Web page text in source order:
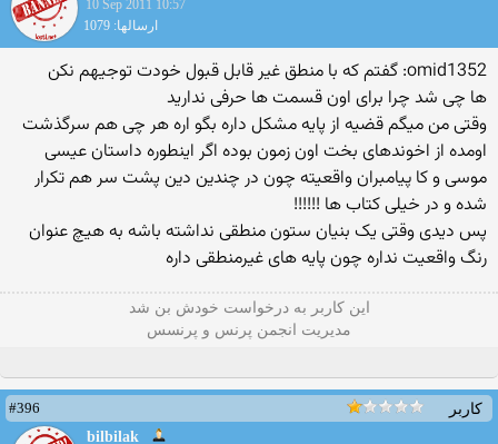
10 Sep 2011 10:57
ارسالها: 1079
omid1352: گفتم كه با منطق غیر قابل قبول خودت توجیهم نكن
ها چی شد چرا برای اون قسمت ها حرفی ندارید
وقتی من میگم قضیه از پایه مشکل داره بگو اره هر چی هم سرگذشت
اومده از اخوندهای بخت اون زمون بوده اگر اینطوره داستان عیسی
موسی و کا پیامبران واقعیته چون در چندین دین پشت سر هم تکرار
شده و در خیلی کتاب ها !!!!!!
پس دیدی وقتی یک بنیان ستون منطقی نداشته باشه به هیچ عنوان
رنگ واقعیت نداره چون پایه های غیرمنطقی داره
این كاربر به درخواست خودش بن شد
مدیریت انجمن پرنس و پرنسس
کاربر
#396
bilbilak